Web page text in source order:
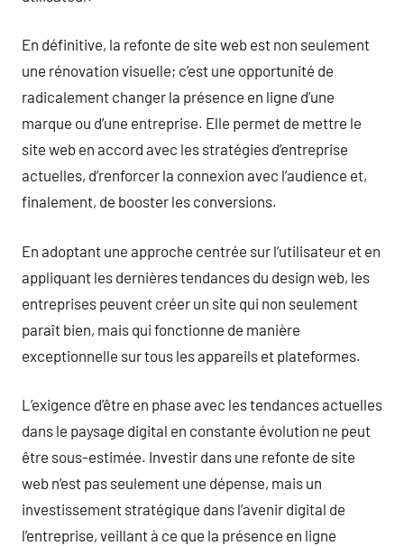
En définitive, la refonte de site web est non seulement
une rénovation visuelle; c’est une opportunité de
radicalement changer la présence en ligne d’une
marque ou d’une entreprise. Elle permet de mettre le
site web en accord avec les stratégies d’entreprise
actuelles, d’renforcer la connexion avec l’audience et,
finalement, de booster les conversions.
En adoptant une approche centrée sur l’utilisateur et en
appliquant les dernières tendances du design web, les
entreprises peuvent créer un site qui non seulement
paraît bien, mais qui fonctionne de manière
exceptionnelle sur tous les appareils et plateformes.
L’exigence d’être en phase avec les tendances actuelles
dans le paysage digital en constante évolution ne peut
être sous-estimée. Investir dans une refonte de site
web n’est pas seulement une dépense, mais un
investissement stratégique dans l’avenir digital de
l’entreprise, veillant à ce que la présence en ligne